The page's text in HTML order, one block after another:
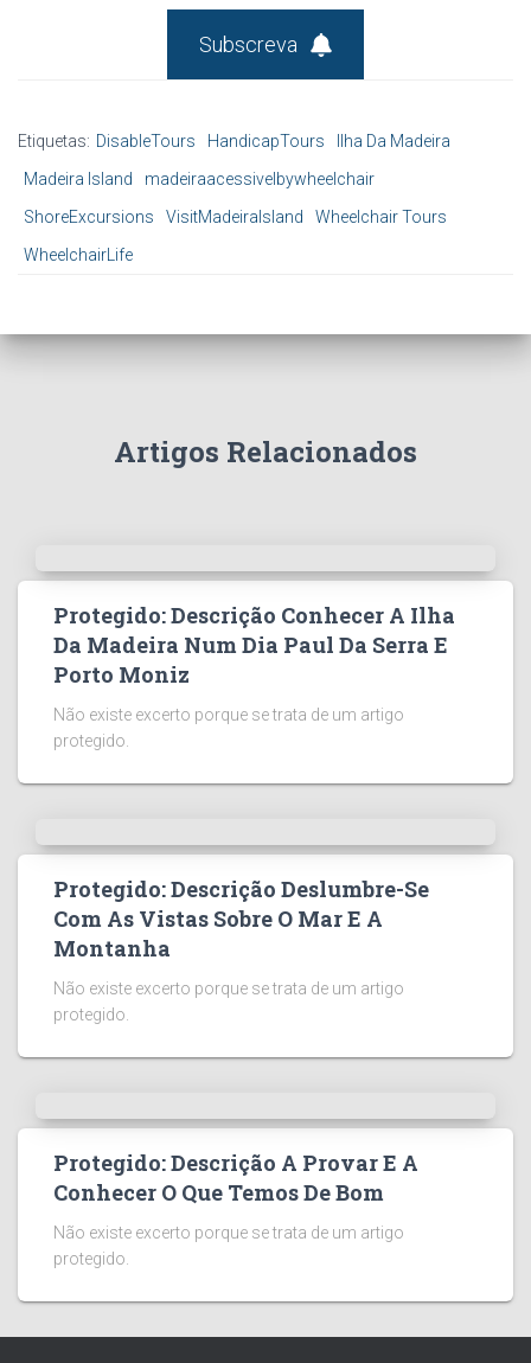
Subscreva
Etiquetas: DisableTours HandicapTours
Ilha Da Madeira
Madeira Island
madeiraacessivelbywheelchair
ShoreExcursions
VisitMadeiraIsland
Wheelchair Tours
WheelchairLife
Artigos Relacionados
Protegido: Descrição Conhecer A Ilha
Da Madeira Num Dia Paul Da Serra E
Porto Moniz
Não existe excerto porque se trata de um artigo
protegido.
Protegido: Descrição Deslumbre-Se
Com As Vistas Sobre O Mar E A
Montanha
Não existe excerto porque se trata de um artigo
protegido.
Protegido: Descrição A Provar E A
Conhecer O Que Temos De Bom
Não existe excerto porque se trata de um artigo
protegido.